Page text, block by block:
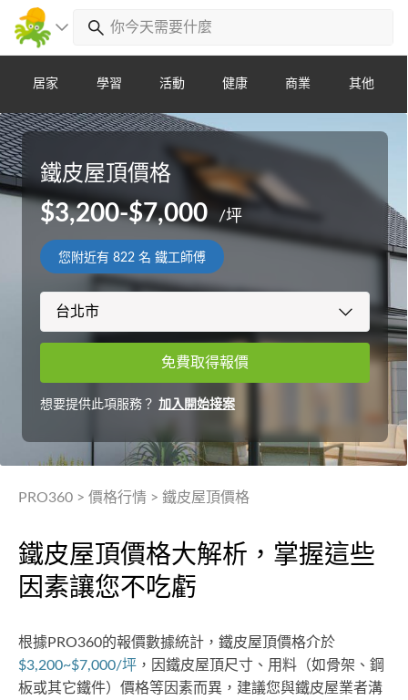
居家 學習 活動 健康 商業 其他
鐵皮屋頂價格
$3,200-$7,000 /坪
您附近有822 名 鐵工師傅
免費取得報價
想要提供此項服務？加入開始接案
PRO360 > 價格行情 > 鐵皮屋頂價格
鐵皮屋頂價格大解析，掌握這些
因素讓您不吃虧
根據PRO360的報價數據統計，鐵皮屋頂價格介於
$3,200~$7,000/坪 ，因鐵皮屋頂尺寸、用料（如骨架、鋼
板或其它鐵件）價格等因素而異，建議您與鐵皮屋業者溝